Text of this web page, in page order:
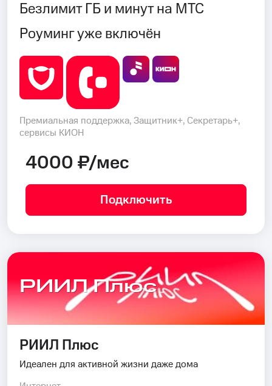
Безлимит ГБ и минут на МТС
Роуминг уже включён
Премиальная поддержка, Защитник+, Секретарь+,
сервисы КИОН
4000 ₽/мес
Подключить
РИИЛ Плюс
РИИЛ Плюс
Идеален для активной жизни даже дома